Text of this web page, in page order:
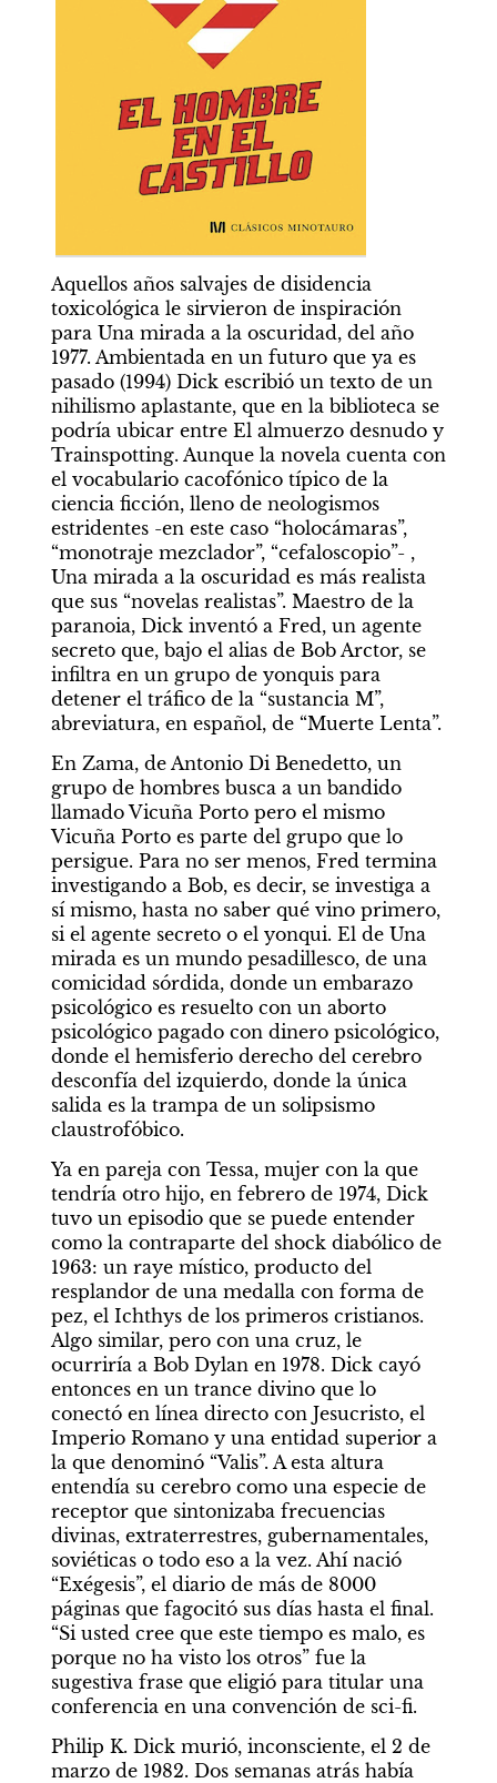
Aquellos años salvajes de disidencia
toxicológica le sirvieron de inspiración
para Una mirada a la oscuridad, del año
1977. Ambientada en un futuro que ya es
pasado (1994) Dick escribió un texto de un
nihilismo aplastante, que en la biblioteca se
podría ubicar entre El almuerzo desnudo y
Trainspotting. Aunque la novela cuenta con
el vocabulario cacofónico típico de la
ciencia ficción, lleno de neologismos
estridentes -en este caso “holocámaras”,
“monotraje mezclador”, “cefaloscopio”- ,
Una mirada a la oscuridad es más realista
que sus “novelas realistas”. Maestro de la
paranoia, Dick inventó a Fred, un agente
secreto que, bajo el alias de Bob Arctor, se
infiltra en un grupo de yonquis para
detener el tráfico de la “sustancia M”,
abreviatura, en español, de “Muerte Lenta”.
En Zama, de Antonio Di Benedetto, un
grupo de hombres busca a un bandido
llamado Vicuña Porto pero el mismo
Vicuña Porto es parte del grupo que lo
persigue. Para no ser menos, Fred termina
investigando a Bob, es decir, se investiga a
sí mismo, hasta no saber qué vino primero,
si el agente secreto o el yonqui. El de Una
mirada es un mundo pesadillesco, de una
comicidad sórdida, donde un embarazo
psicológico es resuelto con un aborto
psicológico pagado con dinero psicológico,
donde el hemisferio derecho del cerebro
desconfía del izquierdo, donde la única
salida es la trampa de un solipsismo
claustrofóbico.
Ya en pareja con Tessa, mujer con la que
tendría otro hijo, en febrero de 1974, Dick
tuvo un episodio que se puede entender
como la contraparte del shock diabólico de
1963: un raye místico, producto del
resplandor de una medalla con forma de
pez, el Ichthys de los primeros cristianos.
Algo similar, pero con una cruz, le
ocurriría a Bob Dylan en 1978. Dick cayó
entonces en un trance divino que lo
conectó en línea directo con Jesucristo, el
Imperio Romano y una entidad superior a
la que denominó “Valis”. A esta altura
entendía su cerebro como una especie de
receptor que sintonizaba frecuencias
divinas, extraterrestres, gubernamentales,
soviéticas o todo eso a la vez. Ahí nació
“Exégesis”, el diario de más de 8000
páginas que fagocitó sus días hasta el final.
“Si usted cree que este tiempo es malo, es
porque no ha visto los otros” fue la
sugestiva frase que eligió para titular una
conferencia en una convención de sci-fi.
Philip K. Dick murió, inconsciente, el 2 de
marzo de 1982. Dos semanas atrás había